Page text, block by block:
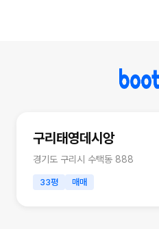
구리태영데시앙
경기도 구리시 수택동 888
33평 매매